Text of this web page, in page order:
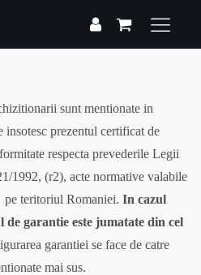
sunt mentionate in
insotesc prezentul certificat de
respecta prevederile Legii
1992, (r2), acte normative valabile
teritoriul Romaniei. In cazul
garantie este jumatate din cel
garantiei se face de catre
mai sus.